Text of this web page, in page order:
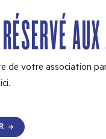
de votre association